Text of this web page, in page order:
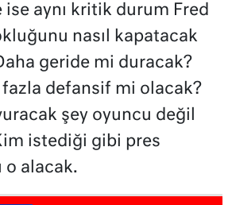
ise aynı kritik durum Fred
nasıl kapatacak
geride mi duracak?
defansif mi olacak?
şey oyuncu değil
istediği gibi pres
o alacak.